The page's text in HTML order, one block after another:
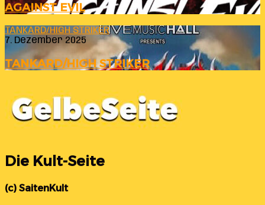
AGAINST EVIL
TANKARD/HIGH STRIKER
7. Dezember 2025
TANKARD/HIGH STRIKER
Die Kult-Seite
(c) SaitenKult